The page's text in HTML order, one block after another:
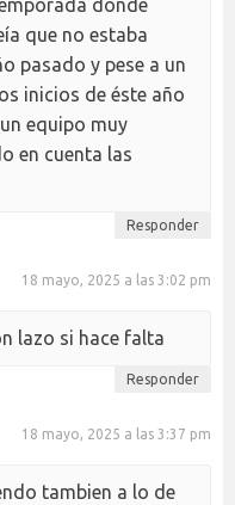
donde
que no estaba
pasado y pese a un
inicios de éste año
equipo muy
en cuenta las
Responder
18 mayo, 2025 a las 3:02 pm
lazo si hace falta
Responder
18 mayo, 2025 a las 3:37 pm
tambien a lo de